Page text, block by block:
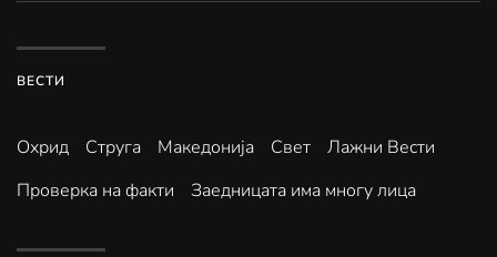
ВЕСТИ
Охрид Струга Македонија Свет
Лажни Вести
Проверка на факти
Заедницата има многу лица